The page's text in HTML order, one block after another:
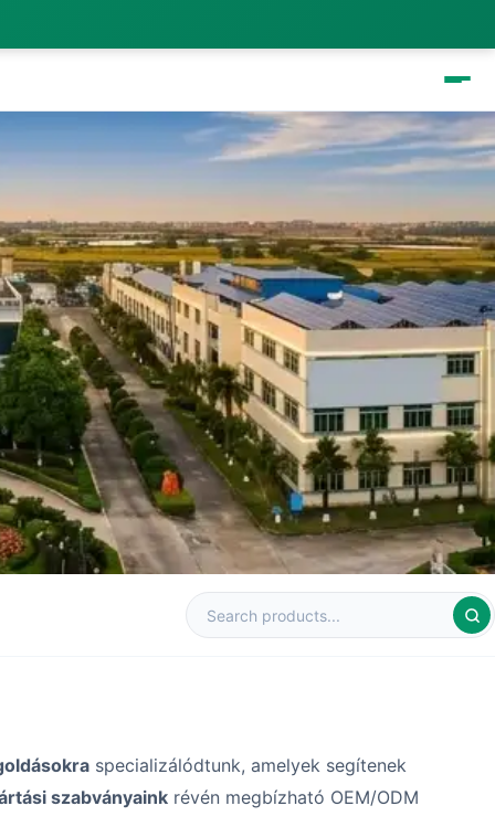
specializálódtunk, amelyek segítenek
szabványaink révén megbízható OEM/ODM